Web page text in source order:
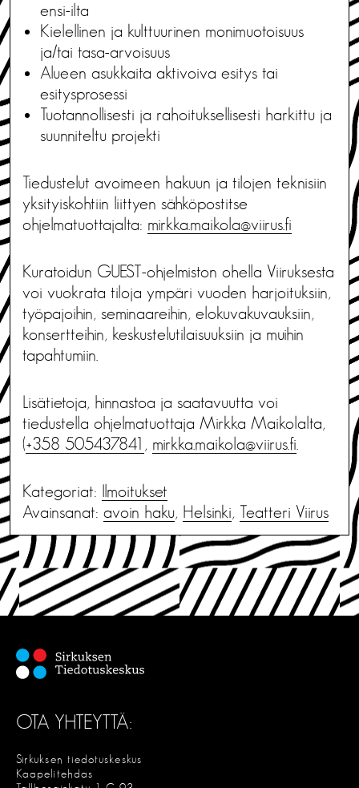
ensi-ilta
Kielellinen ja kulttuurinen monimuotoisuus
ja/tai tasa-arvoisuus
Alueen asukkaita aktivoiva esitys tai
esitysprosessi
Tuotannollisesti ja rahoituksellisesti harkittu ja
suunniteltu projekti
Tiedustelut avoimeen hakuun ja tilojen teknisiin
yksityiskohtiin liittyen sähköpostitse
ohjelmatuottajalta: mirkka.maikola@viirus.fi
Kuratoidun GUEST-ohjelmiston ohella Viiruksesta
voi vuokrata tiloja ympäri vuoden harjoituksiin,
työpajoihin, seminaareihin, elokuvakuvauksiin,
konsertteihin, keskustelutilaisuuksiin ja muihin
tapahtumiin.
Lisätietoja, hinnastoa ja saatavuutta voi
tiedustella ohjelmatuottaja Mirkka Maikolalta,
(+358 505437841 , mirkka.maikola@viirus.fi
Kategoriat: Ilmoitukset
Avainsanat: avoin haku, Helsinki, Teatteri Viirus
OTA YHTEYTTÄ:
Sirkuksen tiedotuskeskus
Kaapelitehdas